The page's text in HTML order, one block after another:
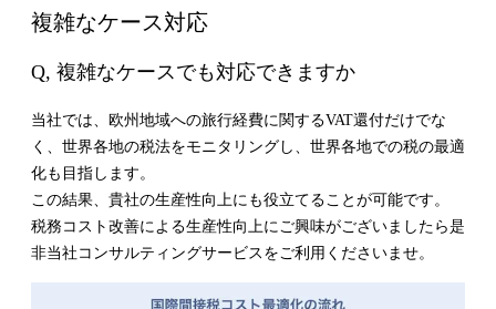
複雑なケース対応
Q, 複雑なケースでも対応できますか
当社では、欧州地域への旅行経費に関するVAT還付だけでな
く、世界各地の税法をモニタリングし、世界各地での税の最適
化も目指します。
この結果、貴社の生産性向上にも役立てることが可能です。
税務コスト改善による生産性向上にご興味がございましたら是
非当社コンサルティングサービスをご利用くださいませ。